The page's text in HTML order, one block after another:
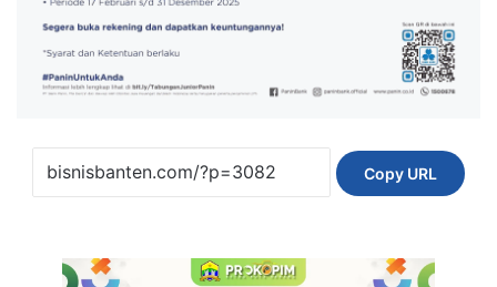
Copy URL